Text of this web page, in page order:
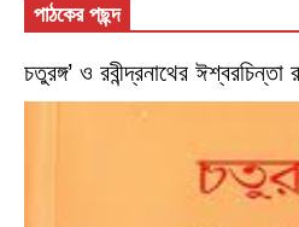
পাঠকের পছন্দ
চতুরঙ্গ’ ও রবীন্দ্রনাথের